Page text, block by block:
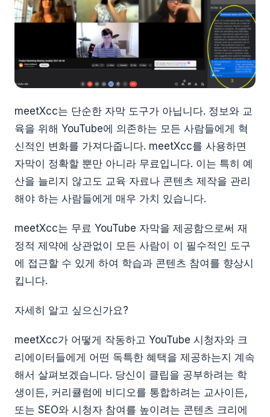
meetXcc는 단순한 자막 도구가 아닙니다. 정보와 교
육을 위해 YouTube에 의존하는 모든 사람들에게 혁
신적인 변화를 가져다줍니다. meetXcc를 사용하면
자막이 정확할 뿐만 아니라 무료입니다. 이는 특히 예
산을 늘리지 않고도 교육 자료나 콘텐츠 제작을 관리
해야 하는 사람들에게 매우 가치 있습니다.
meetXcc는 무료 YouTube 자막을 제공함으로써 재
정적 제약에 상관없이 모든 사람이 이 필수적인 도구
에 접근할 수 있게 하여 학습과 콘텐츠 참여를 향상시
킵니다.
자세히 알고 싶으신가요?
meetXcc가 어떻게 작동하고 YouTube 시청자와 크
리에이터들에게 어떤 독특한 혜택을 제공하는지 계속
해서 살펴보겠습니다. 당신이 클립을 공부하려는 학
생이든, 커리큘럼에 비디오를 통합하려는 교사이든,
또는 SEO와 시청자 참여를 높이려는 콘텐츠 크리에